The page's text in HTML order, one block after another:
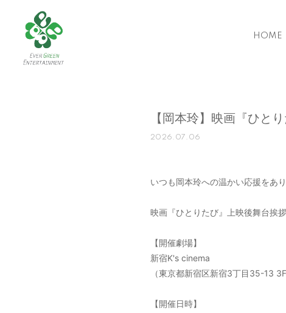
HOME
【岡本玲】映画『ひと
2026.07.06
いつも岡本玲への温かい応援をあ
映画『ひとりたび』上映後舞台挨
【開催劇場】
新宿K's cinema
（東京都新宿区新宿3丁目35-13 3F
【開催日時】